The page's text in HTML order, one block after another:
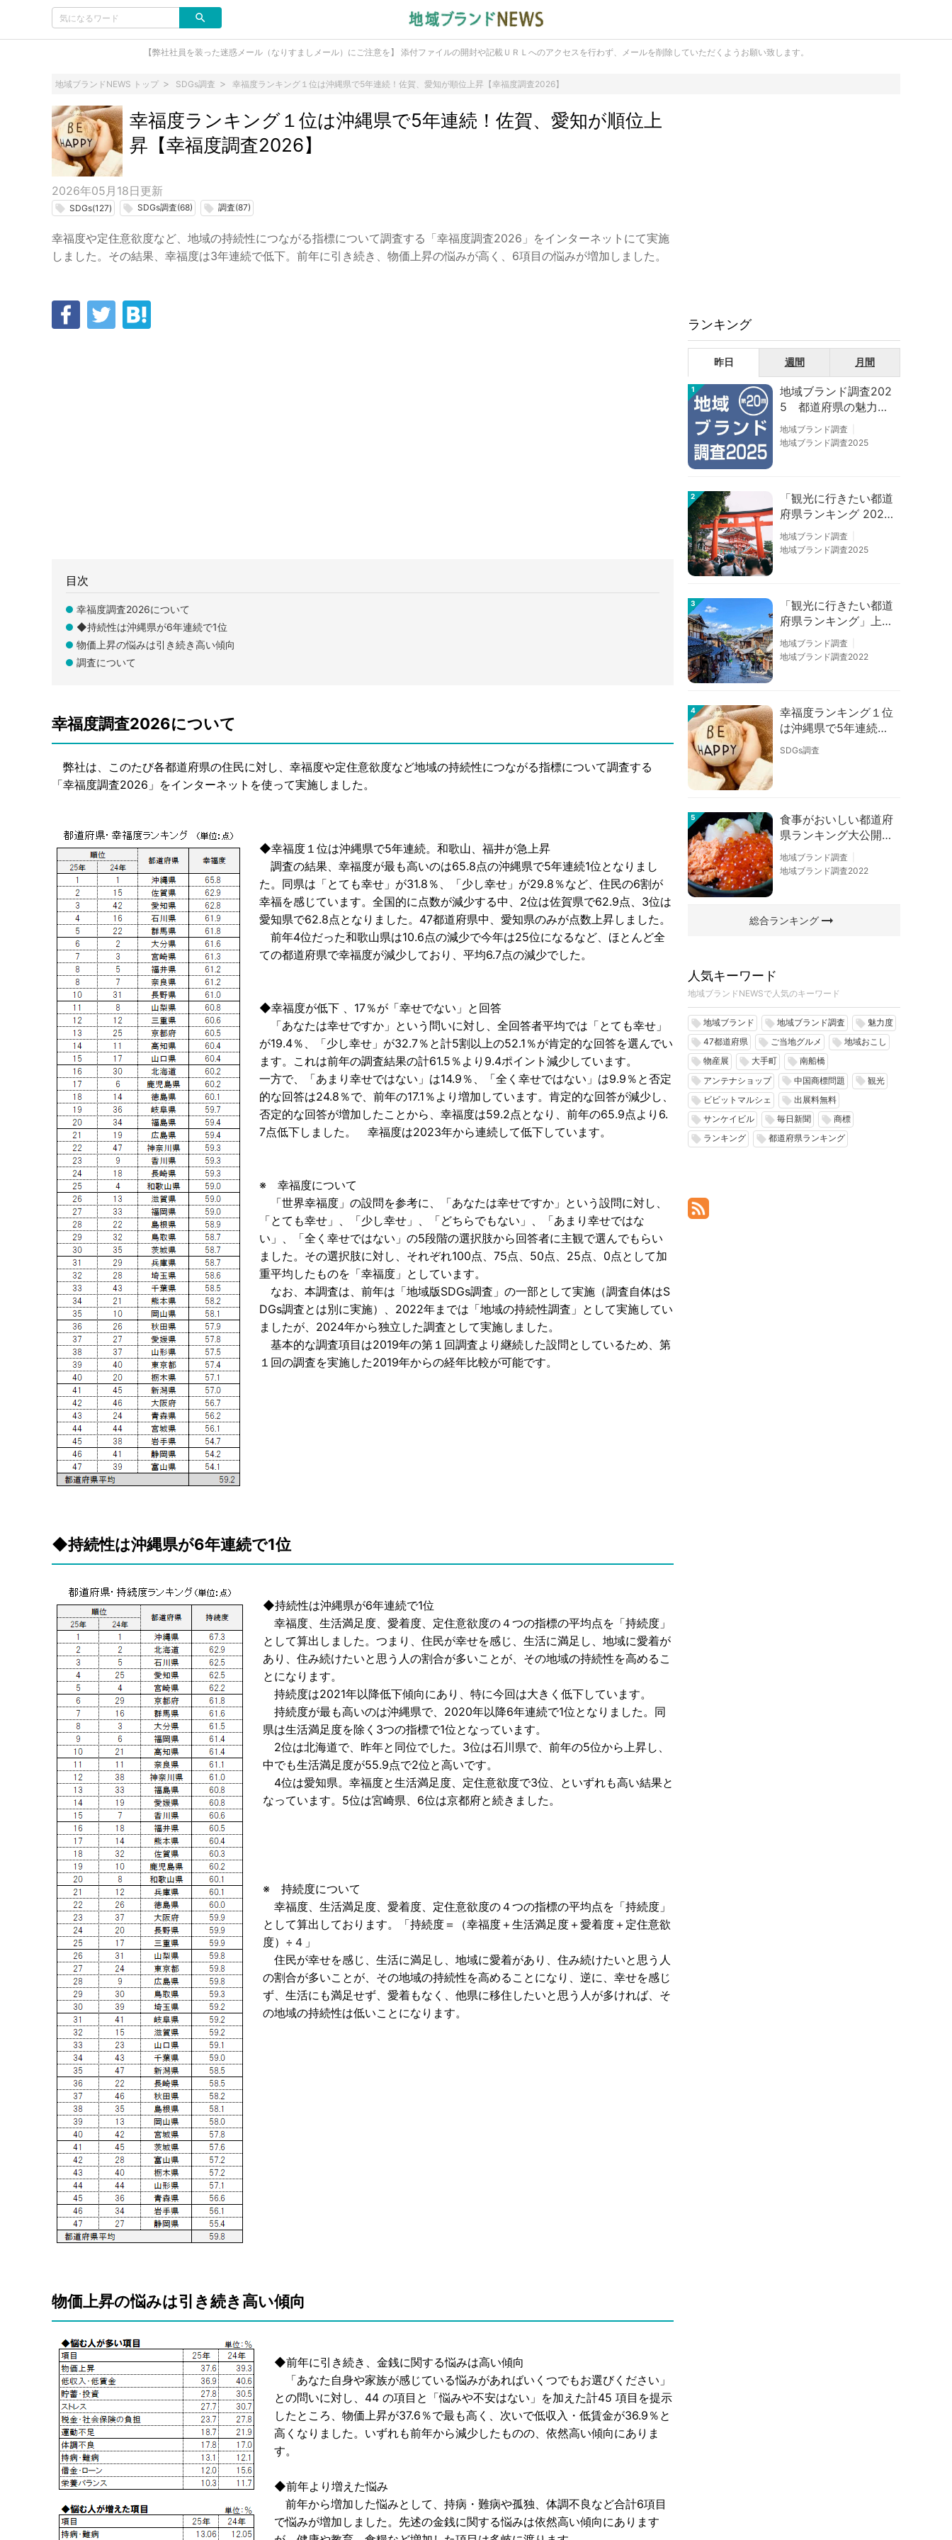
【弊社社員を装った迷惑メール（なりすましメール）にご注意を】 添付ファイルの開封や記載ＵＲＬへのアクセスを行わず、メールを削除していただくようお願い致します。
地域ブランドNEWS トップ SDGs調査 幸福度ランキング１位は沖縄県で5年連続！佐賀、愛知が順位上昇【幸福度調査2026】
幸福度ランキング１位は沖縄県で5年連続！佐賀、愛知が順位上
昇【幸福度調査2026】
2026年05月18日 更新
local_offer SDGs(127) local_offer SDGs調査(68) local_offer 調査(87)
幸福度や定住意欲度など、地域の持続性につながる指標について調査する「幸福度調査2026」をインターネットにて実施
しました。その結果、幸福度は3年連続で低下。前年に引き続き、物価上昇の悩みが高く、6項目の悩みが増加しました。
目次
幸福度調査2026について
◆持続性は沖縄県が6年連続で1位
物価上昇の悩みは引き続き高い傾向
調査について
幸福度調査2026について
弊社は、このたび各都道府県の住民に対し、幸福度や定住意欲度など地域の持続性につながる指標について調査する
「幸福度調査2026」をインターネットを使って実施しました。
◆幸福度１位は沖縄県で5年連続。和歌山、福井が急上昇
調査の結果、幸福度が最も高いのは65.8点の沖縄県で5年連続1位となりまし
た。同県は「とても幸せ」が31.8％、「少し幸せ」が29.8％など、住民の6割が
幸福を感じています。全国的に点数が減少する中、2位は佐賀県で62.9点、3位は
愛知県で62.8点となりました。47都道府県中、愛知県のみが点数上昇しました。
前年4位だった和歌山県は10.6点の減少で今年は25位になるなど、ほとんど全
ての都道府県で幸福度が減少しており、平均6.7点の減少でした。
◆幸福度が低下 、17％が「幸せでない」と回答
「あなたは幸せですか」という問いに対し、全回答者平均では「とても幸せ」
が19.4％、「少し幸せ」が32.7％と計5割以上の52.1％が肯定的な回答を選んでい
ます。これは前年の調査結果の計61.5％より9.4ポイント減少しています。
一方で、「あまり幸せではない」は14.9％、「全く幸せではない」は9.9％と否定
的な回答は24.8％で、前年の17.1％より増加しています。肯定的な回答が減少し、
否定的な回答が増加したことから、幸福度は59.2点となり、前年の65.9点より6.
7点低下しました。 幸福度は2023年から連続して低下しています。
※ 幸福度について
「世界幸福度」の設問を参考に、「あなたは幸せですか」という設問に対し、
「とても幸せ」、「少し幸せ」、「どちらでもない」、「あまり幸せではな
い」、「全く幸せではない」の5段階の選択肢から回答者に主観で選んでもらい
ました。その選択肢に対し、それぞれ100点、75点、50点、25点、0点として加
重平均したものを「幸福度」としています。
なお、本調査は、前年は「地域版SDGs調査」の一部として実施（調査自体はS
DGs調査とは別に実施）、2022年までは「地域の持続性調査」として実施してい
ましたが、2024年から独立した調査として実施しました。
基本的な調査項目は2019年の第１回調査より継続した設問としているため、第
１回の調査を実施した2019年からの経年比較が可能です。
◆持続性は沖縄県が6年連続で1位
◆持続性は沖縄県が6年連続で1位
幸福度、生活満足度、愛着度、定住意欲度の４つの指標の平均点を「持続度」
として算出しました。つまり、住民が幸せを感じ、生活に満足し、地域に愛着が
あり、住み続けたいと思う人の割合が多いことが、その地域の持続性を高めるこ
とになります。
持続度は2021年以降低下傾向にあり、特に今回は大きく低下しています。
持続度が最も高いのは沖縄県で、2020年以降6年連続で1位となりました。同
県は生活満足度を除く3つの指標で1位となっています。
2位は北海道で、昨年と同位でした。3位は石川県で、前年の5位から上昇し、
中でも生活満足度が55.9点で2位と高いです。
4位は愛知県。幸福度と生活満足度、定住意欲度で3位、といずれも高い結果と
なっています。5位は宮崎県、6位は京都府と続きました。
※ 持続度について
幸福度、生活満足度、愛着度、定住意欲度の４つの指標の平均点を「持続度」
として算出しております。「持続度＝（幸福度＋生活満足度＋愛着度＋定住意欲
度）÷４」
住民が幸せを感じ、生活に満足し、地域に愛着があり、住み続けたいと思う人
の割合が多いことが、その地域の持続性を高めることになり、逆に、幸せを感じ
ず、生活にも満足せず、愛着もなく、他県に移住したいと思う人が多ければ、そ
の地域の持続性は低いことになります。
物価上昇の悩みは引き続き高い傾向
◆前年に引き続き、金銭に関する悩みは高い傾向
「あなた自身や家族が感じている悩みがあればいくつでもお選びください」
との問いに対し、44 の項目と「悩みや不安はない」を加えた計45 項目を提示
したところ、物価上昇が37.6％で最も高く、次いで低収入・低賃金が36.9％と
高くなりました。いずれも前年から減少したものの、依然高い傾向にありま
す。
◆前年より増えた悩み
前年から増加した悩みとして、持病・難病や孤独、体調不良など合計6項目
で悩みが増加しました。先述の金銭に関する悩みは依然高い傾向にあります
ランキング
昨日 週間 月間
1
地域ブランド調査202
5 都道府県の魅力度
等調査結果
地域ブランド調査
地域ブランド調査2025
2
「観光に行きたい都道
府県ランキング 202
6」京都は低下、神奈
川上昇
地域ブランド調査
地域ブランド調査2025
3
「観光に行きたい都道
府県ランキング」上位
の順位に変動あり
地域ブランド調査
地域ブランド調査2022
4
幸福度ランキング１位
は沖縄県で5年連続！
佐賀、愛知が順位上昇
【幸福度調査2026】
SDGs調査
5
食事がおいしい都道府
県ランキング大公開！
１位は北海道、３位は
大阪府、２位は〇〇
地域ブランド調査
地域ブランド調査2022
総合ランキングarrow_right_alt
人気キーワード
地域ブランドNEWSで人気のキーワード
local_offer 地域ブランド local_offer 地域ブランド調査 local_offer 魅力度
local_offer 47都道府県 local_offer ご当地グルメ local_offer 地域おこし
local_offer 物産展 local_offer 大手町 local_offer 南船橋
local_offer アンテナショップ local_offer 中国商標問題 local_offer 観光
local_offer ビビットマルシェ local_offer 出展料無料
local_offer サンケイビル local_offer 毎日新聞 local_offer 商標
local_offer ランキング local_offer 都道府県ランキング